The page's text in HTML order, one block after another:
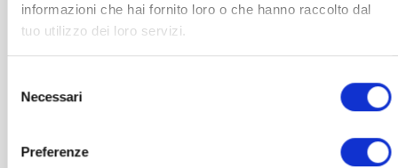
informazioni che hai fornito loro o che hanno raccolto dal
tuo utilizzo dei loro servizi.
delNecessari
Preferenze
photomedicine
ADD TO BASKET